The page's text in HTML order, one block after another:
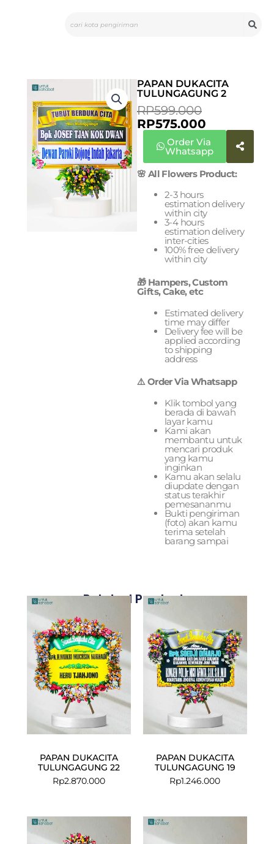
PAPAN DUKACITA
TULUNGAGUNG 2
RP599.000
WAS:
RP599.000.
RP575.000
IS:
RP575.000.
Order Via
Whatsapp
🌸 All Flowers Product:
2-3 hours
estimation delivery
within city
3-4 hours
estimation delivery
inter-cities
100% free delivery
within city
🎁 Hampers, Custom
Gifts, Cake, etc
Estimated delivery
time may differ
Delivery fee will be
applied according
to shipping
address
⚠️ Order Via Whatsapp
Klik tombol yang
berada di bawah
layar kamu
Kami akan
membantu untuk
mencari produk
yang kamu
inginkan
Kamu akan selalu
diupdate dengan
status terakhir
pemesananmu
Bukti pengiriman
(foto) akan kamu
terima setelah
barang sampai
Related Products
PAPAN DUKACITA
TULUNGAGUNG 22
Rp2.870.000
PAPAN DUKACITA
TULUNGAGUNG 19
Rp1.246.000